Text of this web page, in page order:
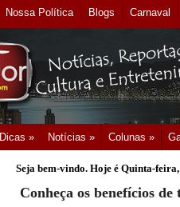
Nossa Política Blogs Carnaval
Dicas » Notícias » Colunas »
Seja bem-vindo. Hoje é Quinta-feira,
Conheça os benefícios